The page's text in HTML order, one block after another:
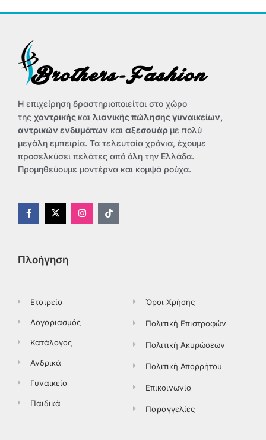
Η επιχείρηση δραστηριοποιείται στο χώρο
της χοντρικής και λιανικής πώλησης γυναικείων,
αντρικών ενδυμάτων και αξεσουάρ με πολύ
μεγάλη εμπειρία. Τα τελευταία χρόνια, έχουμε
προσελκύσει πελάτες από όλη την Ελλάδα.
Προμηθεύουμε μοντέρνα και κομψά ρούχα.
F
a
c
o
X
-
t
t
e
I
n
s
T
i
k
Πλοήγηση
Εταιρεία
Λογαριασμός
Κατάλογος
Ανδρικά
Γυναικεία
Παιδικά
Όροι Χρήσης
Πολιτική Επιστροφών
Πολιτική Ακυρώσεων
Πολιτική Απορρήτου
Επικοινωνία
Παραγγελίες